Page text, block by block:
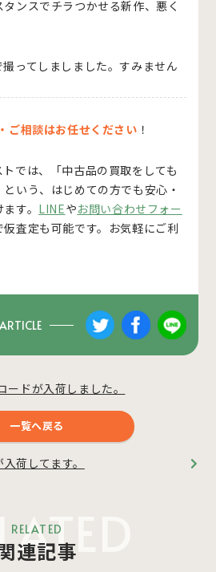
ンスでチラつかせる新作、悪く
ってしましました。すみません
ご相談はお任せください ！
では、「中古品の買取をしても
いう、はじめての方でも安心・
す。 LINEやお問い合わせフォー
査定も可能です。お気軽にご利
ドが入荷しました。
一覧へ戻る
荷してます。
RELATED
連記事